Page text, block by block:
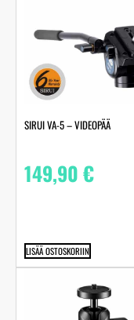
SIRUI VA-5 – VIDEOPÄÄ
149,90€
LISÄÄ OSTOSKORIIN